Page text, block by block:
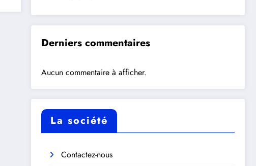
Derniers commentaires
Aucun commentaire à afficher.
La société
Contactez-nous